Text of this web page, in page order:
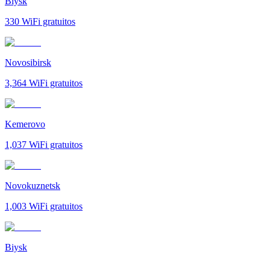
330 WiFi gratuitos
Novosibirsk
3,364 WiFi gratuitos
Kemerovo
1,037 WiFi gratuitos
Novokuznetsk
1,003 WiFi gratuitos
Biysk